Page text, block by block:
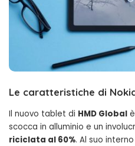
Le caratteristiche di
Il nuovo tablet di HMD Global
scocca in alluminio e un
riciclata al 60%. Al suo